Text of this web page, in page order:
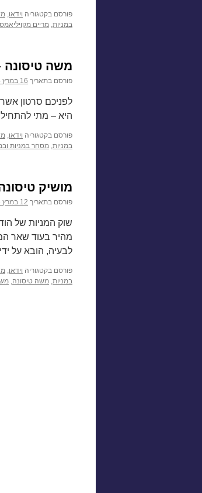
פורסם בקטגוריה וידאו,
במניות, מריים מקויליאמס
משה טיסונה
פורסם בתאריך 16 במרץ 2014
לפניכם סרטון
היא – מתי
פורסם בקטגוריה וידאו,
במניות, מסחר במניות
מושיק
פורסם בתאריך 12 במרץ 2014
שוק המניות של
מהיר בעוד שאר
לבעיה, הובא על
פורסם בקטגוריה וידאו,
במניות, משה טיסונה,